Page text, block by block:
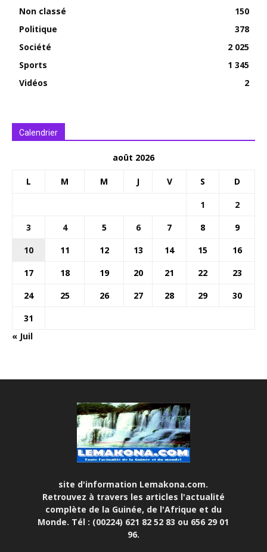
Non classé
150
Politique
378
Société
2 025
Sports
1 345
Vidéos
2
Calendrier
août 2026
L M M J V S D
1
2
3
4 5 6 7 8
9
10
11 12 13 14 15
16
17
18 19 20 21 22
23
24
25 26 27 28 29
30
31
« Juil
site d'information Lemakona.com.
Retrouvez à travers les articles l'actualité
complète de la Guinée, de l'Afrique et du
Monde. Tél : (00224) 621 82 52 83 ou 656 29 01
96.